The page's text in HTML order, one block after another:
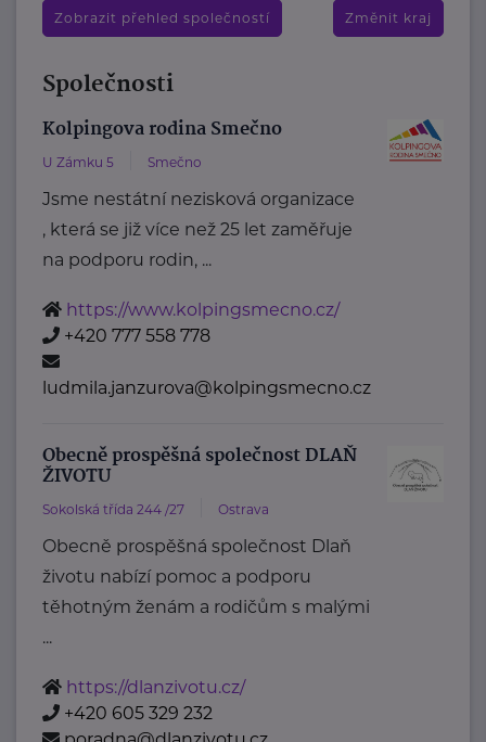
Zobrazit přehled společností Změnit kraj
Společnosti
Kolpingova rodina Smečno
U Zámku 5 Smečno
Jsme nestátní nezisková organizace
, která se již více než 25 let zaměřuje
na podporu rodin, ...
https://www.kolpingsmecno.cz/
+420 777 558 778
ludmila.janzurova@kolpingsmecno.cz
Obecně prospěšná společnost DLAŇ
ŽIVOTU
Sokolská třída 244 /27 Ostrava
Obecně prospěšná společnost Dlaň
životu nabízí pomoc a podporu
těhotným ženám a rodičům s malými
...
https://dlanzivotu.cz/
+420 605 329 232